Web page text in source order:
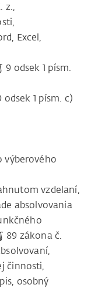
z.,
Excel,
odsek 1 písm.
1 písm. c)
výberového
vzdelaní,
absolvovania
89 zákona č.
činnosti,
osobný